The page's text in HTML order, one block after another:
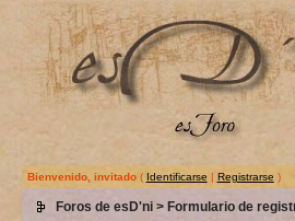
Bienvenido, invitado( Identificarse | Registrarse )
Foros de esD'ni> Formulario de